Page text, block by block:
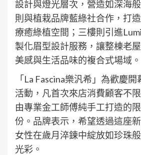
設計與燈光層次，營造如深海
則與植栽品牌藍綠社合作，打
療癒綠植空間；三樓則引進
製化眉型設計服務，讓整棟老
美感與生活品味的複合式場域。
「La Fascina樂汎希」為歡慶
活動，凡首次來店消費顧客不
由專業金工師傅純手工打造的
份。品牌表示，希望透過這座
女性在歲月淬鍊中綻放如珍珠
光彩。